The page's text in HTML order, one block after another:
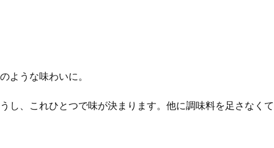
ような味わいに。
し、これひとつで味が決まります。他に調味料を足さなくて